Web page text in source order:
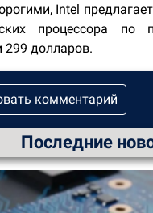
Intel
процессора по
299 долларов.
комментарий
Последние